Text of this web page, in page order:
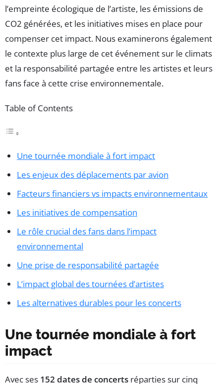
l’empreinte écologique de l’artiste, les émissions de
CO2 générées, et les initiatives mises en place pour
compenser cet impact. Nous examinerons également
le contexte plus large de cet événement sur le climats
et la responsabilité partagée entre les artistes et leurs
fans face à cette crise environnementale.
Table of Contents
Une tournée mondiale à fort impact
Les enjeux des déplacements par avion
Facteurs financiers vs impacts environnementaux
Les initiatives de compensation
Le rôle crucial des fans dans l’impact
environnemental
Une prise de responsabilité partagée
L’impact global des tournées d’artistes
Les alternatives durables pour les concerts
Une tournée mondiale à fort
impact
Avec ses 152 dates de concerts réparties sur cinq